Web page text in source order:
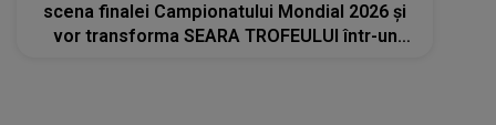
scena finalei Campionatului Mondial 2026 și
vor transforma SEARA TROFEULUI într-un